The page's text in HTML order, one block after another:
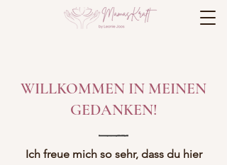
WILLKOMMEN IN MEINEN
GEDANKEN!
Ich freue mich so sehr, dass du hier